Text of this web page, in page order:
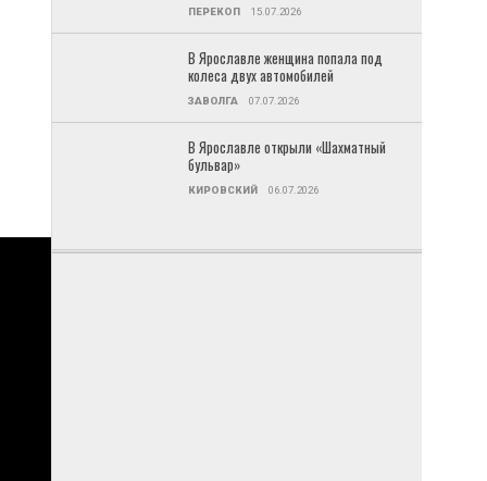
ПЕРЕКОП 15.07.2026
В Ярославле женщина попала под
колеса двух автомобилей
ЗАВОЛГА 07.07.2026
В Ярославле открыли «Шахматный
бульвар»
КИРОВСКИЙ 06.07.2026